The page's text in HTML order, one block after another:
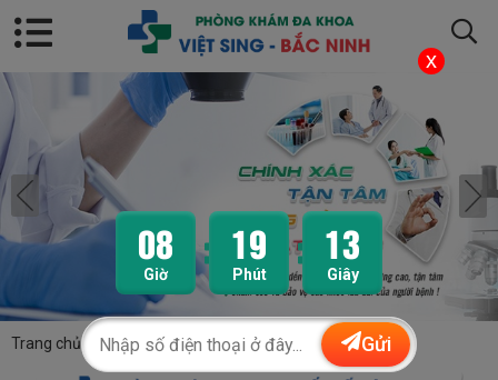
Trang chủ Bệnh phụ khoa / Viêm phụ khoa /
x
08
Giờ
19
Phút
11
Giây
Gửi